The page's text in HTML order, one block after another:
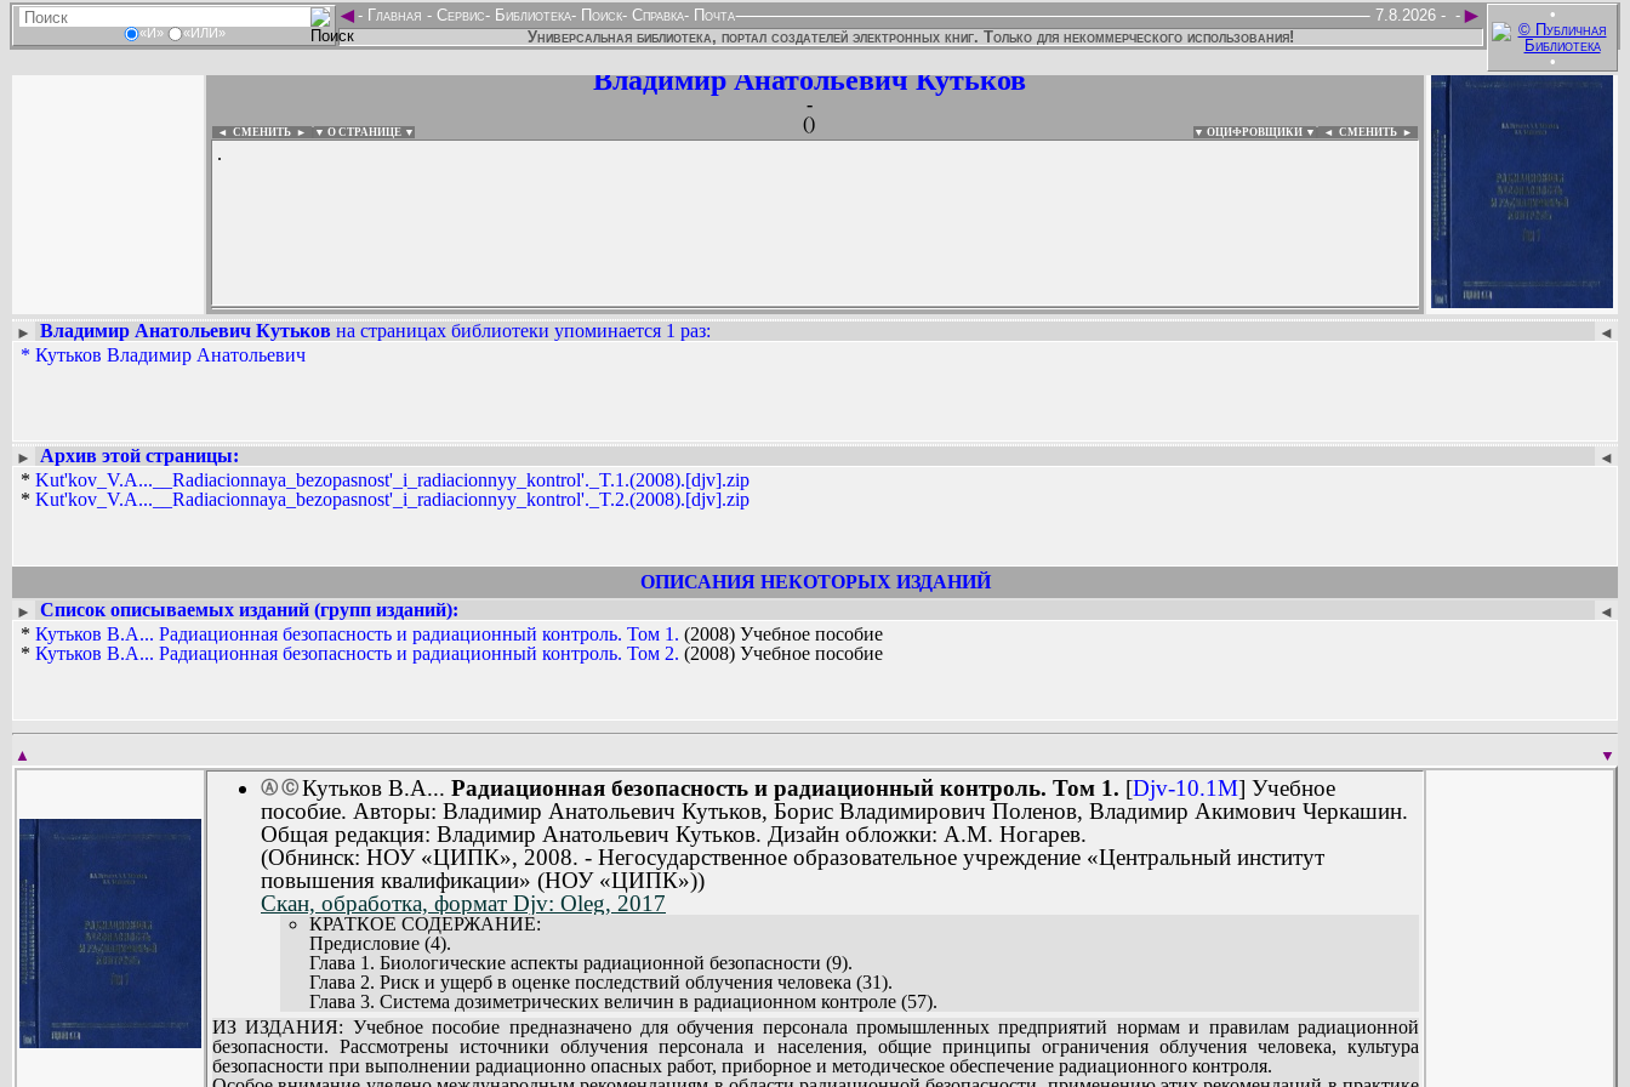
«И» «ИЛИ»
•
•
◄ ►
- Главная - Сервис- Библиотека- Поиск- Справка- Почта -
7.8.2026 -
Универсальная библиотека, портал создателей электронных книг. Только для некоммерческого использования!
Владимир Анатольевич Кутьков
-
()
◄ СМЕНИТЬ ► ▼ О СТРАНИЦЕ ▼ ▼ ОЦИФРОВЩИКИ ▼ ◄ СМЕНИТЬ ►
.
:
Вадим Ершов...
...
► ◄
Владимир Анатольевич Кутьков на страницах библиотеки упоминается 1 раз:
* Кутьков Владимир Анатольевич
► ◄
Архив этой страницы:
* Kut'kov_V.A...__Radiacionnaya_bezopasnost'_i_radiacionnyy_kontrol'._T.1.(2008).[djv].zip
* Kut'kov_V.A...__Radiacionnaya_bezopasnost'_i_radiacionnyy_kontrol'._T.2.(2008).[djv].zip
ОПИСАНИЯ НЕКОТОРЫХ ИЗДАНИЙ
► ◄
Список описываемых изданий (групп изданий):
* Кутьков В.А... Радиационная безопасность и радиационный контроль. Том 1. (2008) Учебное пособие
* Кутьков В.А... Радиационная безопасность и радиационный контроль. Том 2. (2008) Учебное пособие
▼
▲
Ⓐ Ⓒ Кутьков В.А... Радиационная безопасность и радиационный контроль. Том 1. [Djv-10.1M] Учебное
пособие. Авторы: Владимир Анатольевич Кутьков, Борис Владимирович Поленов, Владимир Акимович Черкашин.
Общая редакция: Владимир Анатольевич Кутьков. Дизайн обложки: А.М. Ногарев.
(Обнинск: НОУ «ЦИПК», 2008. - Негосударственное образовательное учреждение «Центральный институт
повышения квалификации» (НОУ «ЦИПК»))
Скан, обработка, формат Djv: Oleg, 2017
КРАТКОЕ СОДЕРЖАНИЕ:
Предисловие (4).
Глава 1. Биологические аспекты радиационной безопасности (9).
Глава 2. Риск и ущерб в оценке последствий облучения человека (31).
Глава 3. Система дозиметрических величин в радиационном контроле (57).
Глава 4. Источники облучения персонала и населения (71).
Глава 5. Общие принципы ограничения облучения человека (91).
Глава 6. Ограничение профессионального облучения (115).
Глава 7. Культура безопасности при выполнении радиационно опасных работ (141).
ИЗ ИЗДАНИЯ: Учебное пособие предназначено для обучения персонала промышленных предприятий нормам и правилам радиационной
безопасности. Рассмотрены источники облучения персонала и населения, общие принципы ограничения облучения человека, культура
безопасности при выполнении радиационно опасных работ, приборное и методическое обеспечение радиационного контроля.